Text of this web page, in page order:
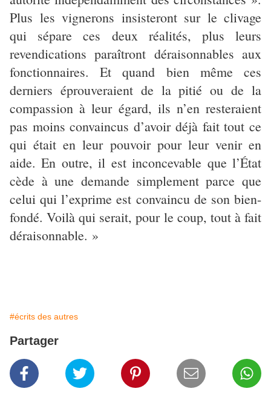
Plus les vignerons insisteront sur le clivage
qui sépare ces deux réalités, plus leurs
revendications paraîtront déraisonnables aux
fonctionnaires. Et quand bien même ces
derniers éprouveraient de la pitié ou de la
compassion à leur égard, ils n’en resteraient
pas moins convaincus d’avoir déjà fait tout ce
qui était en leur pouvoir pour leur venir en
aide. En outre, il est inconcevable que l’État
cède à une demande simplement parce que
celui qui l’exprime est convaincu de son bien-
fondé. Voilà qui serait, pour le coup, tout à fait
déraisonnable. »
#écrits des autres
Partager